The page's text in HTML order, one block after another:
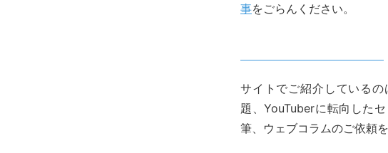
事をごらんください。
サイトでご紹介している
題、YouTuberに転向した
筆、ウェブコラムのご依頼